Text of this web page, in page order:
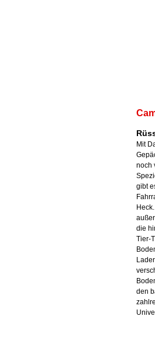
Mit
noch
gibt
die
Tier-
den